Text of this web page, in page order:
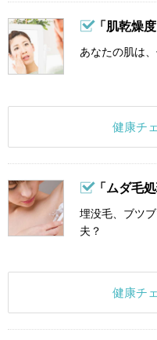
「肌乾燥
あなたの肌は
健康チ
「ムダ毛
埋没毛、ブツ
夫？
健康チ